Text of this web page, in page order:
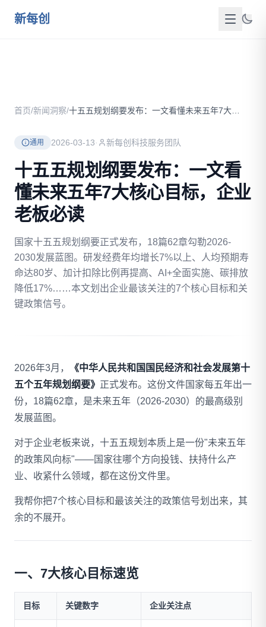
新每创
成功案例
新闻洞察
政策资源
联系我们
拨打 18020275753
首页/新闻洞察/
通用 2026-03-13· 新每创科技服务团队
十五五规划纲要发布：一文看
懂未来五年7大核心目标，企业
老板必读
国家十五五规划纲要正式发布，18篇62章勾勒2026-
2030发展蓝图。研发经费年均增长7%以上、人均预期寿
命达80岁、加计扣除比例再提高、AI+全面实施、碳排放
降低17%……本文划出企业最该关注的7个核心目标和关
键政策信号。
2026年3月，
《中华人民共和国国民经济和社会发展第十
五个五年规划纲要》 正式发布。这份文件国家每五年出一
份，18篇62章，是未来五年（2026-2030）的最高级别
发展蓝图。
对于企业老板来说，十五五规划本质上是一份"未来五年
的政策风向标"——国家往哪个方向投钱、扶持什么产
业、收紧什么领域，都在这份文件里。
我帮你把7个核心目标和最该关注的政策信号划出来，其
余的不展开。
一、7大核心目标速览
目标 关键数字 企业关注点